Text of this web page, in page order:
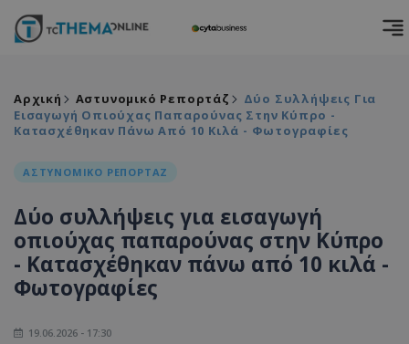
Αρχική Αστυνομικό Ρεπορτάζ
Δύο Συλλήψεις Για
Εισαγωγή Οπιούχας Παπαρούνας Στην Κύπρο -
Κατασχέθηκαν Πάνω Από 10 Κιλά - Φωτογραφίες
ΑΣΤΥΝΟΜΙΚΟ ΡΕΠΟΡΤΑΖ
Δύο συλλήψεις για εισαγωγή
οπιούχας παπαρούνας στην Κύπρο
- Κατασχέθηκαν πάνω από 10 κιλά -
Φωτογραφίες
19.06.2026 - 17:30